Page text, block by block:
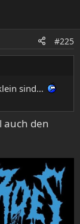
#225
sind…
auch den